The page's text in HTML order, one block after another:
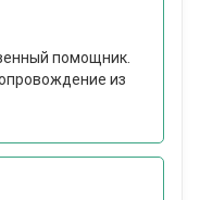
помощник.
из